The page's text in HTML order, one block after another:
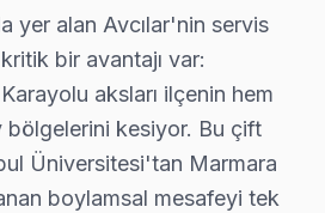
kartı ve güç ünitesi
sinyal kartı, inverter ve
garantisi dahil
olmayan parçalar 2-5 iş
etmeyin — Avcılar'da orijinal
yer alan Avcılar'nin servis
bir avantajı var:
aksları ilçenin hem
bölgelerini kesiyor. Bu çift
Üniversitesi'tan Marmara
boylamsal mesafeyi tek